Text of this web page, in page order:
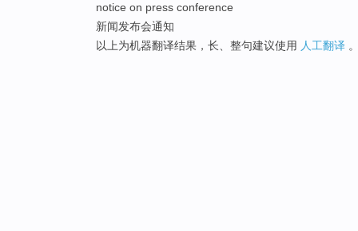
notice on press conference
新闻发布会通知
以上为机器翻译结果，长、整句建议使用 人工翻译